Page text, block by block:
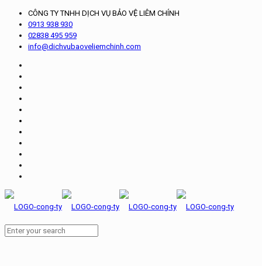
CÔNG TY TNHH DỊCH VỤ BẢO VỆ LIÊM CHÍNH
0913 938 930
02838 495 959
info@dichvubaoveliemchinh.com